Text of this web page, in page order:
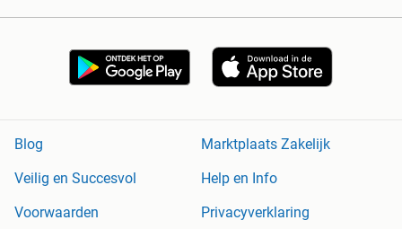
Blog
Marktplaats Zakelijk
Veilig en Succesvol
Help en Info
Voorwaarden
Privacyverklaring